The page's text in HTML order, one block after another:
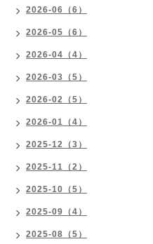
2026-06（6）
2026-05（6）
2026-04（4）
2026-03（5）
2026-02（5）
2026-01（4）
2025-12（3）
2025-11（2）
2025-10（5）
2025-09（4）
2025-08（5）